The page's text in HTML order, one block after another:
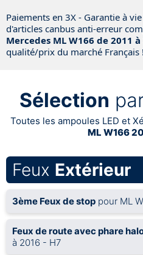
Paiements en 3X - Garantie à
d'articles canbus anti-erreur
Mercedes ML W166 de 2011 à
qualité/prix du marché Français !
Sélection
Toutes les ampoules LED et
ML W166
Feux Extérieur
3ème Feux de stop pour ML
Feux de route avec phare
à 2016 - H7